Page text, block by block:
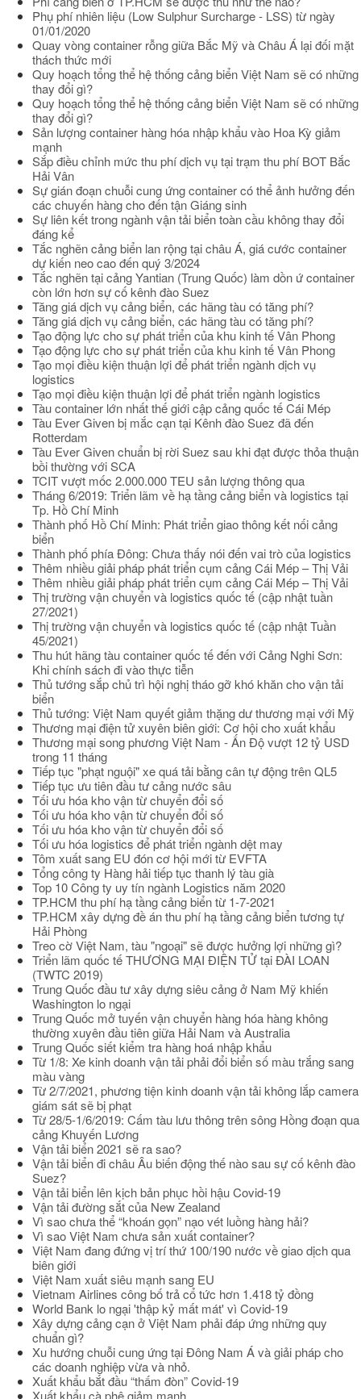
Phụ phí nhiên liệu (Low Sulphur Surcharge - LSS) từ ngày
01/01/2020
Quay vòng container rỗng giữa Bắc Mỹ và Châu Á lại đối mặt
thách thức mới
Quy hoạch tổng thể hệ thống cảng biển Việt Nam sẽ có những
thay đổi gì?
Quy hoạch tổng thể hệ thống cảng biển Việt Nam sẽ có những
thay đổi gì?
Sản lượng container hàng hóa nhập khẩu vào Hoa Kỳ giảm
mạnh
Sắp điều chỉnh mức thu phí dịch vụ tại trạm thu phí BOT Bắc
Hải Vân
Sự gián đoạn chuỗi cung ứng container có thể ảnh hưởng đến
các chuyến hàng cho đến tận Giáng sinh
Sự liên kết trong ngành vận tải biển toàn cầu không thay đổi
đáng kể
Tắc nghẽn cảng biển lan rộng tại châu Á, giá cước container
dự kiến neo cao đến quý 3/2024
Tắc nghẽn tại cảng Yantian (Trung Quốc) làm dồn ứ container
còn lớn hơn sự cố kênh đào Suez
Tăng giá dịch vụ cảng biển, các hãng tàu có tăng phí?
Tăng giá dịch vụ cảng biển, các hãng tàu có tăng phí?
Tạo động lực cho sự phát triển của khu kinh tế Vân Phong
Tạo động lực cho sự phát triển của khu kinh tế Vân Phong
Tạo mọi điều kiện thuận lợi để phát triển ngành dịch vụ
logistics
Tạo mọi điều kiện thuận lợi để phát triển ngành logistics
Tàu container lớn nhất thế giới cập cảng quốc tế Cái Mép
Tàu Ever Given bị mắc cạn tại Kênh đào Suez đã đến
Rotterdam
Tàu Ever Given chuẩn bị rời Suez sau khi đạt được thỏa thuận
bồi thường với SCA
TCIT vượt mốc 2.000.000 TEU sản lượng thông qua
Tháng 6/2019: Triển lãm về hạ tầng cảng biển và logistics tại
Tp. Hồ Chí Minh
Thành phố Hồ Chí Minh: Phát triển giao thông kết nối cảng
biển
Thành phố phía Đông: Chưa thấy nói đến vai trò của logistics
Thêm nhiều giải pháp phát triển cụm cảng Cái Mép – Thị Vải
Thêm nhiều giải pháp phát triển cụm cảng Cái Mép – Thị Vải
Thị trường vận chuyển và logistics quốc tế (cập nhật tuần
27/2021)
Thị trường vận chuyển và logistics quốc tế (cập nhật Tuần
45/2021)
Thu hút hãng tàu container quốc tế đến với Cảng Nghi Sơn:
Khi chính sách đi vào thực tiễn
Thủ tướng sắp chủ trì hội nghị tháo gỡ khó khăn cho vận tải
biển
Thủ tướng: Việt Nam quyết giảm thặng dư thương mại với Mỹ
Thương mại điện tử xuyên biên giới: Cơ hội cho xuất khẩu
Thương mại song phương Việt Nam - Ấn Độ vượt 12 tỷ USD
trong 11 tháng
Tiếp tục "phạt nguội" xe quá tải bằng cân tự động trên QL5
Tiếp tục ưu tiên đầu tư cảng nước sâu
Tối ưu hóa kho vận từ chuyển đổi số
Tối ưu hóa kho vận từ chuyển đổi số
Tối ưu hóa kho vận từ chuyển đổi số
Tối ưu hóa logistics để phát triển ngành dệt may
Tôm xuất sang EU đón cơ hội mới từ EVFTA
Tổng công ty Hàng hải tiếp tục thanh lý tàu già
Top 10 Công ty uy tín ngành Logistics năm 2020
TP.HCM thu phí hạ tầng cảng biển từ 1-7-2021
TP.HCM xây dựng đề án thu phí hạ tầng cảng biển tương tự
Hải Phòng
Treo cờ Việt Nam, tàu "ngoại" sẽ được hưởng lợi những gì?
Triển lãm quốc tế THƯƠNG MẠI ĐIỆN TỬ tại ĐÀI LOAN
(TWTC 2019)
Trung Quốc đầu tư xây dựng siêu cảng ở Nam Mỹ khiến
Washington lo ngại
Trung Quốc mở tuyến vận chuyển hàng hóa hàng không
thường xuyên đầu tiên giữa Hải Nam và Australia
Trung Quốc siết kiểm tra hàng hoá nhập khẩu
Từ 1/8: Xe kinh doanh vận tải phải đổi biển số màu trắng sang
màu vàng
Từ 2/7/2021, phương tiện kinh doanh vận tải không lắp camera
giám sát sẽ bị phạt
Từ 28/5-1/6/2019: Cấm tàu lưu thông trên sông Hồng đoạn qua
cảng Khuyến Lương
Vận tải biển 2021 sẽ ra sao?
Vận tải biển đi châu Âu biến động thế nào sau sự cố kênh đào
Suez?
Vận tải biển lên kịch bản phục hồi hậu Covid-19
Vận tải đường sắt của New Zealand
Vì sao chưa thể “khoán gọn” nạo vét luồng hàng hải?
Vì sao Việt Nam chưa sản xuất container?
Việt Nam đang đứng vị trí thứ 100/190 nước về giao dịch qua
biên giới
Việt Nam xuất siêu mạnh sang EU
Vietnam Airlines công bố trả cổ tức hơn 1.418 tỷ đồng
World Bank lo ngại 'thập kỷ mất mát' vì Covid-19
Xây dựng cảng cạn ở Việt Nam phải đáp ứng những quy
chuẩn gì?
Xu hướng chuỗi cung ứng tại Đông Nam Á và giải pháp cho
các doanh nghiệp vừa và nhỏ.
Xuất khẩu bắt đầu “thấm đòn” Covid-19
Xuất khẩu cà phê giảm mạnh